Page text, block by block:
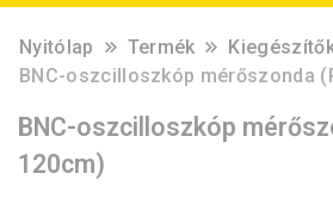
Nyitólap Termék
BNC-oszcilloszkóp mérőszonda
BNC-oszcilloszkóp
120cm)